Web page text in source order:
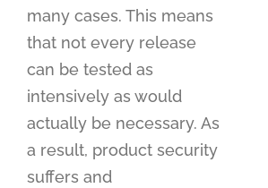
many cases. This means
that not every release
can be tested as
intensively as would
actually be necessary. As
a result, product security
suffers and